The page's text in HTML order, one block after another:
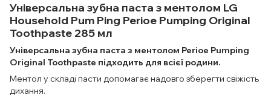
Універсальна зубна паста з ментолом LG
Household Pum Ping Perioe Pumping Original
Toothpaste 285 мл
Універсальна зубна паста з ментолом Perioe Pumping
Original Toothpaste підходить для всієї родини.
Ментол у складі пасти допомагає надовго зберегти свіжість
дихання.